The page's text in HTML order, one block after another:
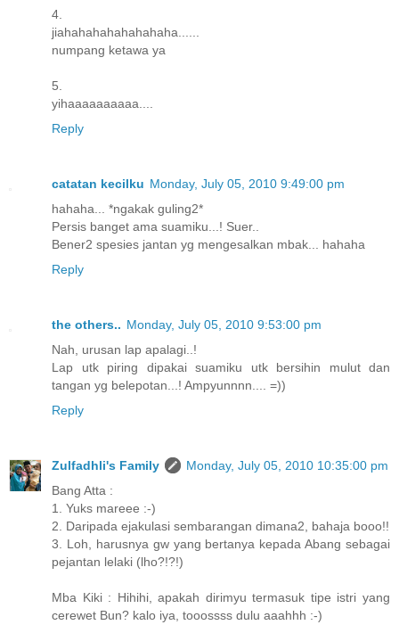
4.
jiahahahahahahahaha......
numpang ketawa ya
5.
yihaaaaaaaaaa....
Reply
catatan kecilku Monday, July 05, 2010 9:49:00 pm
hahaha... *ngakak guling2*
Persis banget ama suamiku...! Suer..
Bener2 spesies jantan yg mengesalkan mbak... hahaha
Reply
the others.. Monday, July 05, 2010 9:53:00 pm
Nah, urusan lap apalagi..!
Lap utk piring dipakai suamiku utk bersihin mulut dan
tangan yg belepotan...! Ampyunnnn.... =))
Reply
Zulfadhli's Family
Monday, July 05, 2010 10:35:00 pm
Bang Atta :
1. Yuks mareee :-)
2. Daripada ejakulasi sembarangan dimana2, bahaja booo!!
3. Loh, harusnya gw yang bertanya kepada Abang sebagai
pejantan lelaki (lho?!?!)
Mba Kiki : Hihihi, apakah dirimyu termasuk tipe istri yang
cerewet Bun? kalo iya, tooossss dulu aaahhh :-)